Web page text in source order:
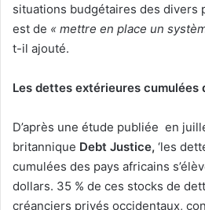
situations budgétaires des divers
est de « mettre en place un
t-il ajouté.
Les dettes extérieures
D’après une étude publiée en
britannique Debt Justice, ‘les
cumulées des pays africains
dollars. 35 % de ces stocks de
créanciers privés occidentaux,